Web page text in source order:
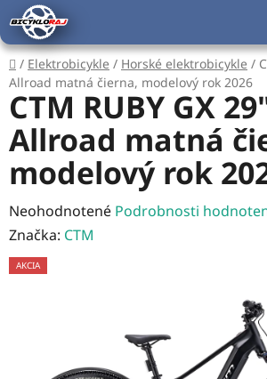
Prejsť
na
obsah
Domov
/ Elektrobicykle / Horské elektrobicykle /
Allroad matná čierna, modelový rok 2026
CTM RUBY GX
Allroad matná
modelový rok
Priemerné
hodnotenie
produktu
Neohodnotené Podrobnosti
Značka: CTM
AKCIA